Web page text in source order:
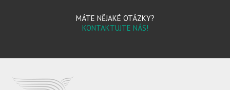
MÁTE NĚJAKÉ OTÁZKY?
KONTAKTUJTE NÁS!